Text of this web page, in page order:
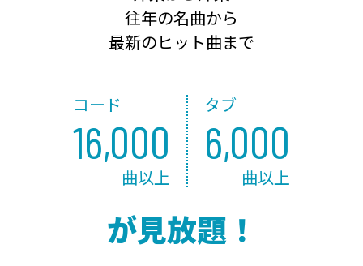
往年の名曲から
最新のヒット曲まで
コード
16,000
曲以上
タブ
6,000
曲以上
が見放題！